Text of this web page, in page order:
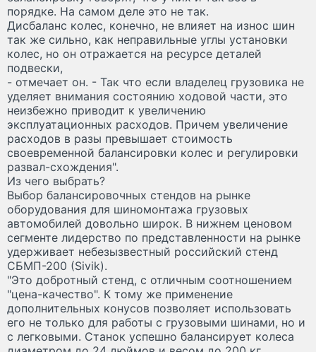
порядке. На самом деле это не так.
Дисбаланс колес, конечно, не влияет на износ шин
так же сильно, как неправильные углы установки
колес, но он отражается на ресурсе деталей
подвески,
- отмечает он. - Так что если владелец грузовика не
уделяет внимания состоянию ходовой части, это
неизбежно приводит к увеличению
эксплуатационных расходов. Причем увеличение
расходов в разы превышает стоимость
своевременной балансировки колес и регулировки
развал-схождения".
Из чего выбрать?
Выбор балансировочных стендов на рынке
оборудования для шиномонтажа грузовых
автомобилей довольно широк. В нижнем ценовом
сегменте лидерство по представленности на рынке
удерживает небезызвестный российский стенд
СБМП-200 (Sivik).
"Это добротный стенд, с отличным соотношением
"цена-качество". К тому же применение
дополнительных конусов позволяет использовать
его не только для работы с грузовыми шинами, но и
с легковыми. Станок успешно балансирует колеса